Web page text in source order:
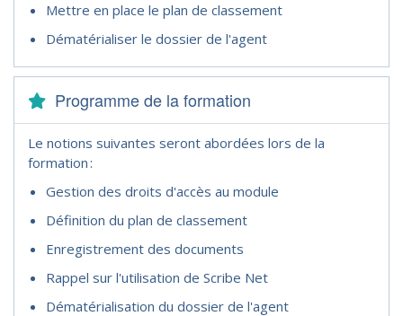
Mettre en place le plan de classement
Dématérialiser le dossier de l'agent
Programme de la formation
Le notions suivantes seront abordées lors de la
formation :
Gestion des droits d'accès au module
Définition du plan de classement
Enregistrement des documents
Rappel sur l'utilisation de Scribe Net
Dématérialisation du dossier de l'agent